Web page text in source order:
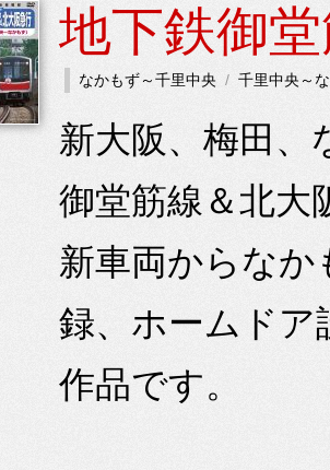
地下鉄御
なかもず～千里中央 千里中央～
新大阪、梅田、
御堂筋線＆北大
新車両からなか
録、ホームドア
作品です。